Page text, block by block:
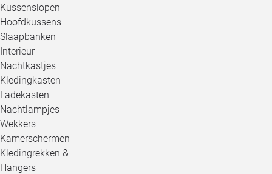
Kussenslopen
Hoofdkussens
Slaapbanken
Interieur
Nachtkastjes
Kledingkasten
Ladekasten
Nachtlampjes
Wekkers
Kamerschermen
Kledingrekken &
Hangers